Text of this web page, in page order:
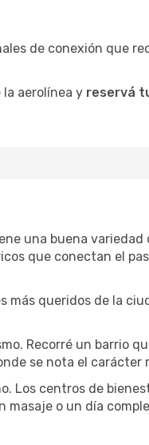
de conexión que
aerolínea y reservá
una buena variedad
que conectan el
más queridos de la
Recorré un barrio
se nota el carácter
Los centros de
masaje o un día